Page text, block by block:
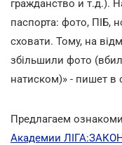
гражданство и т.д.).
паспорта: фото, ПІБ,
сховати. Тому, на
збільшили фото
натиском)» - пишет в
Предлагаем
Академии